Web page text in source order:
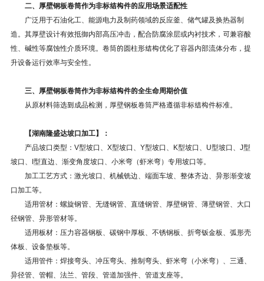
二、‌厚壁钢板卷筒作为非标结构件的应用场景适配性
广泛用于石油化工、能源电力及制药领域的反应釜、储气罐及换热器制
造。其厚壁设计有效抵御内部高压冲击，配合防腐涂层或内衬技术，可兼容酸
性、碱性等腐蚀性介质环境。卷筒的圆柱形结构优化了容器内部流体分布，提
升设备运行效率与安全性。
三、‌厚壁钢板卷筒作为非标结构件的全生命周期价值
从原材料筛选到成品检测，厚壁钢板卷筒严格遵循非标结构件标准。
【湖南隆盛达坡口加工】：
产品坡口类型：V型坡口、X型坡口、Y型坡口、K型坡口、U型坡口、J型
坡口、I型直边、渐变角度坡口、小米弯（虾米弯）专用坡口等。
加工工艺方式：激光坡口、机械铣边、端面车坡、整体齐边、异形渐变坡
口加工等。
适用管材：螺旋钢管、无缝钢管、直缝钢管、厚壁钢管、薄壁钢管、大口
径钢管、异形管材等。
适用板材：压力容器钢板、碳钢中厚板、不锈钢板、折弯钣金板、弧形壳
体板、设备垫板等。
适用管件：焊接弯头、冲压弯头、推制弯头、虾米弯（小米弯）、三通、
异径管、管帽、法兰、管段、管道加强件、管道支座等。